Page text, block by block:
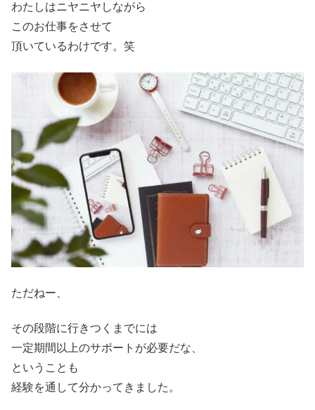
わたしはニヤニヤしながら
このお仕事をさせて
頂いているわけです。笑
ただねー、
その段階に行きつくまでには
一定期間以上のサポートが必要だな、
ということも
経験を通して分かってきました。